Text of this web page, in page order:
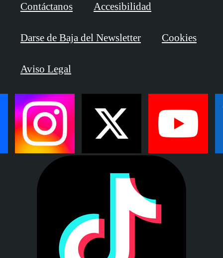
Contáctanos Accesibilidad
Darse de Baja del Newsletter Cookies
Aviso Legal